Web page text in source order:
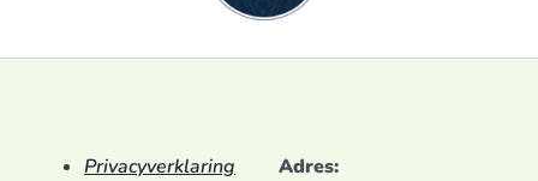
Privacyverklaring
Adres: